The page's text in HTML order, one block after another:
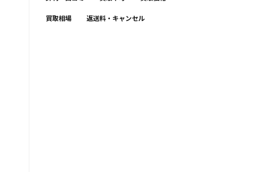
買取相場 返送料・キャンセル